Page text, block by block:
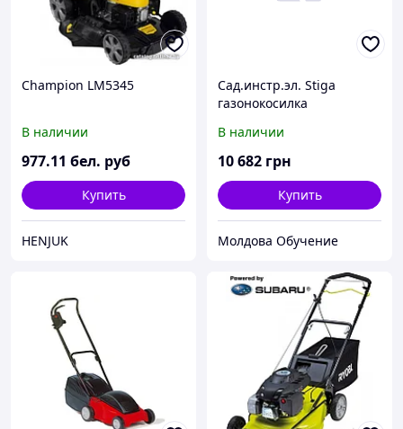
Champion LM5345
В наличии
977.11 бел. руб
Купить
HENJUK
Сад.инстр.эл. Stiga
газонокосилка
Collector46S
В наличии
10 682 грн
Купить
Молдова Обучение